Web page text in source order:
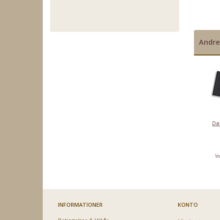
INFORMATIONER KONTO